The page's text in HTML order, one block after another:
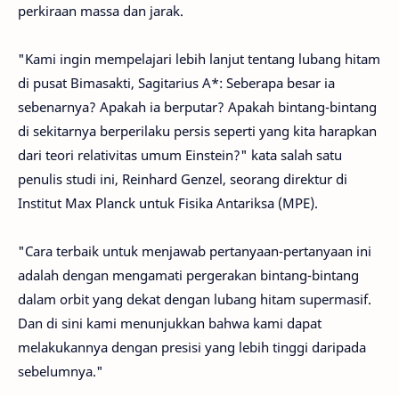
perkiraan massa dan jarak.
"Kami ingin mempelajari lebih lanjut tentang lubang hitam
di pusat Bimasakti, Sagitarius A*: Seberapa besar ia
sebenarnya? Apakah ia berputar? Apakah bintang-bintang
di sekitarnya berperilaku persis seperti yang kita harapkan
dari teori relativitas umum Einstein?" kata salah satu
penulis studi ini, Reinhard Genzel, seorang direktur di
Institut Max Planck untuk Fisika Antariksa (MPE).
"Cara terbaik untuk menjawab pertanyaan-pertanyaan ini
adalah dengan mengamati pergerakan bintang-bintang
dalam orbit yang dekat dengan lubang hitam supermasif.
Dan di sini kami menunjukkan bahwa kami dapat
melakukannya dengan presisi yang lebih tinggi daripada
sebelumnya."